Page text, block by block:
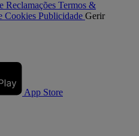
Reclamações Termos &
Cookies Publicidade Gerir
App Store